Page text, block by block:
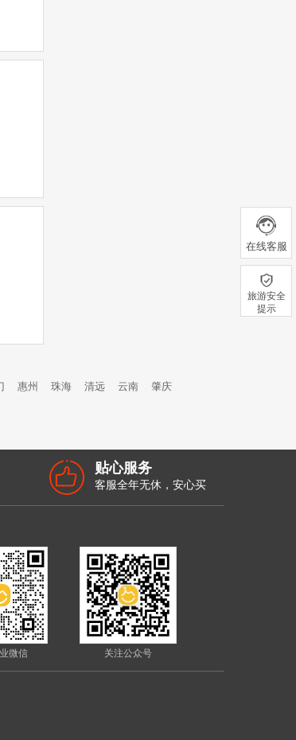
惠州 珠海 清远 云南
肇庆
贴心服务
客服全年无休，安心买
微信 关注公众号
在线客服
旅游安全
提示